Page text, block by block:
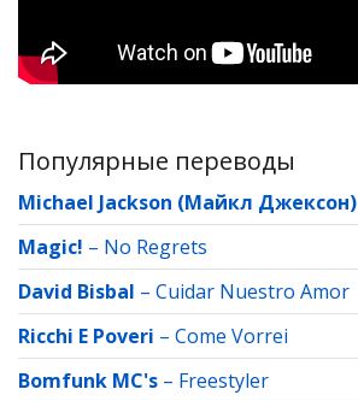
Популярные переводы
Michael Jackson (Майкл Джексон)
Magic! – No Regrets
David Bisbal – Cuidar Nuestro Amor
Ricchi E Poveri – Come Vorrei
Bomfunk MC's – Freestyler